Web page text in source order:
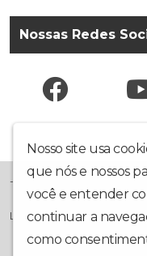
Nossas Redes
Nosso site usa
que nós e nossos
você e entender
continuar a
como
TV-HD-MULTICANAL;
Transmitindo
Levar Ao Conhecimento
Deus